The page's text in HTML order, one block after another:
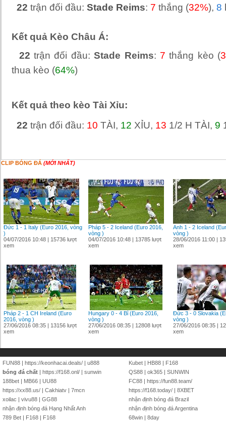
22 trận đối đầu: Stade Reims: 7 thắng (32%), 8
Kết quả Kèo Châu Á:
22 trận đối đầu:Stade Reims: 7 thắng kèo (
thua kèo (64%)
Kết quả theo kèo Tài Xỉu:
22 trận đối đầu: 10 TÀI, 12 XỈU, 13 1/2 H TÀI, 9
CLIP BÓNG ĐÁ (MỚI NHẤT)
Đức 1 - 1 Italy (Euro 2016, vòng
)
04/07/2016 10:48 | 15736 lượt
xem
Pháp 5 - 2 Iceland (Euro 2016,
vòng )
04/07/2016 10:48 | 13785 lượt
xem
Anh 1 - 2 Iceland
vòng )
28/06/2016 11:00 |
xem
Pháp 2 - 1 CH Ireland (Euro
2016, vòng )
27/06/2016 08:35 | 13156 lượt
xem
Hungary 0 - 4 Bỉ (Euro 2016,
vòng )
27/06/2016 08:35 | 12808 lượt
xem
Đức 3 - 0 Slovakia
vòng )
27/06/2016 08:35 |
xem
FUN88 https://keonhacai.deals/
u888
bóng đá chất
https://f168.onl/
sunwin
188bet
MB66
UU88
https://xx88.us/
Cakhiatv
7mcn
xoilac
vivu88
GG88
nhận định bóng đá Hạng Nhất Anh
789 Bet
F168 F168
Kubet HB88
F168
QS88
ok365
SUNWIN
FC88
https://fun88.team/
https://f168.today/
8XBET
nhận định bóng đá Brazil
nhận định bóng đá Argentina
68win
8day